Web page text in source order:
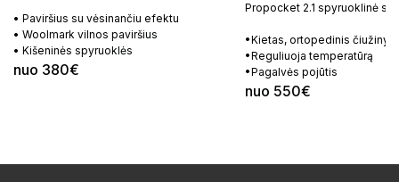
• Paviršius su vėsinančiu efektu
• Woolmark vilnos paviršius
• Kišeninės spyruoklės
nuo 380€
Propocket 2.1 spyruoklinė
•Kietas, ortopedinis čiužinys
•Reguliuoja temperatūrą
•Pagalvės pojūtis
nuo 550€